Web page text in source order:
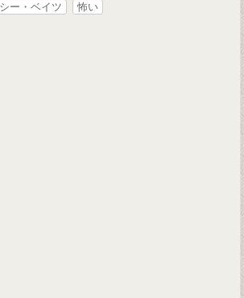
ー・ベイツ 怖い